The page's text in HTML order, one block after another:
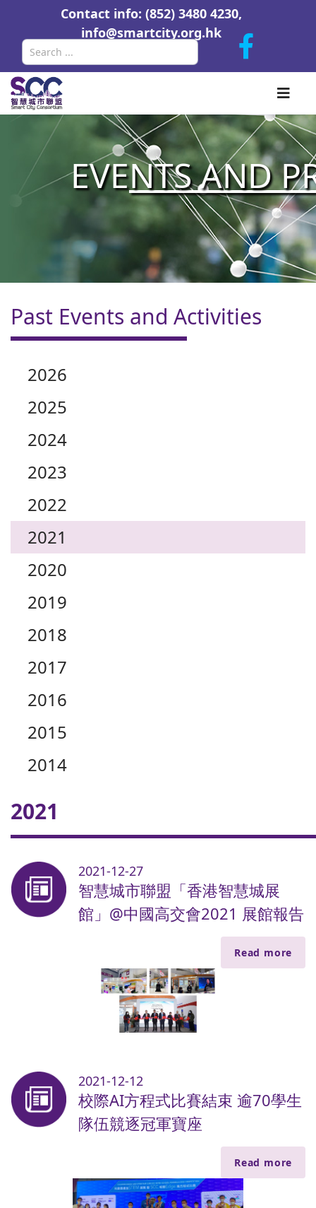
Contact info: (852) 3480 4230,
info@smartcity.org.hk
EVENTS AND
Past Events and Activities
2026
2025
2024
2023
2022
2021
2020
2019
2018
2017
2016
2015
2014
2021
2021-12-27
智慧城市聯盟「香港智慧城展
館」@中國高交會2021 展館報告
Read more
2021-12-12
校際AI方程式比賽結束 逾70學生
隊伍競逐冠軍寶座
Read more